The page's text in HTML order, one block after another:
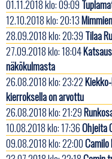
01.11.2018 klo: 09:09
12.10.2018 klo: 20:13
28.09.2018 klo: 20:39 Tilaa
27.09.2018 klo: 18:04
näkökulmasta
26.08.2018 klo: 23:22
kierroksella on arvottu
26.08.2018 klo: 21:29
10.08.2018 klo: 17:36Ohjeita
09.08.2018 klo: 22:00Camilo